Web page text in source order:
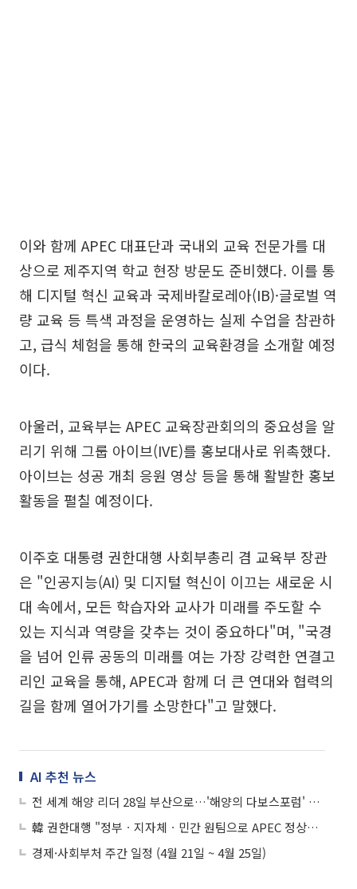
이와 함께 APEC 대표단과 국내외 교육 전문가를 대
상으로 제주지역 학교 현장 방문도 준비했다. 이를 통
해 디지털 혁신 교육과 국제바칼로레아(IB)·글로벌 역
량 교육 등 특색 과정을 운영하는 실제 수업을 참관하
고, 급식 체험을 통해 한국의 교육환경을 소개할 예정
이다.
아울러, 교육부는 APEC 교육장관회의의 중요성을 알
리기 위해 그룹 아이브(IVE)를 홍보대사로 위촉했다.
아이브는 성공 개최 응원 영상 등을 통해 활발한 홍보
활동을 펼칠 예정이다.
이주호 대통령 권한대행 사회부총리 겸 교육부 장관
은 "인공지능(AI) 및 디지털 혁신이 이끄는 새로운 시
대 속에서, 모든 학습자와 교사가 미래를 주도할 수
있는 지식과 역량을 갖추는 것이 중요하다"며, "국경
을 넘어 인류 공동의 미래를 여는 가장 강력한 연결고
리인 교육을 통해, APEC과 함께 더 큰 연대와 협력의
길을 함께 열어가기를 소망한다"고 말했다.
AI 추천 뉴스
전 세계 해양 리더 28일 부산으로…'해양의 다보스포럼' 10차 OOC 개최
韓 권한대행 "정부ㆍ지자체ㆍ민간 원팀으로 APEC 정상회의 준비에 만전"
경제·사회부처 주간 일정 (4월 21일 ~ 4월 25일)